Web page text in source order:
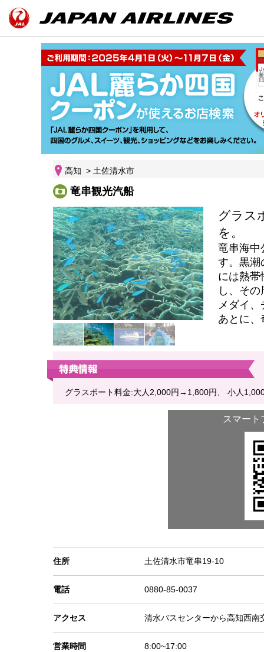
高知 > 土佐清水市
竜串観光汽船
グラス
を。
竜串海中
す。黒潮
には熱帯
し、そ
メダイ
あとに
グラスボート料金:大人2,000円→1,800円、 小人
スマート
住所 土佐清水市竜串19-10
電話 0880-85-0037
アクセス 清水バスセンターから高知西
営業時間 8:00~17:00